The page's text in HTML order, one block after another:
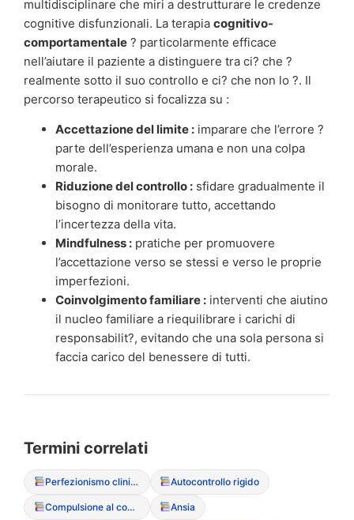
multidisciplinare che miri a destrutturare le credenze
cognitive disfunzionali. La terapia cognitivo-
comportamentale ? particolarmente efficace
nell’aiutare il paziente a distinguere tra ci? che ?
realmente sotto il suo controllo e ci? che non lo ?. Il
percorso terapeutico si focalizza su :
Accettazione del limite : imparare che l’errore ?
parte dell’esperienza umana e non una colpa
morale.
Riduzione del controllo : sfidare gradualmente il
bisogno di monitorare tutto, accettando
l’incertezza della vita.
Mindfulness : pratiche per promuovere
l’accettazione verso se stessi e verso le proprie
imperfezioni.
Coinvolgimento familiare : interventi che aiutino
il nucleo familiare a riequilibrare i carichi di
responsabilit?, evitando che una sola persona si
faccia carico del benessere di tutti.
Termini correlati
Perfezionismo clinico (maladattivo) Autocontrollo rigido
Compulsione al controllo Ansia